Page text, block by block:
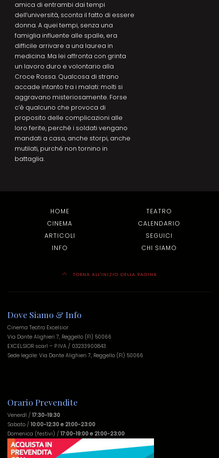
amica di entrambi dai tempi
dell’università, sconta il fatto di essere
donna. A quei tempi, senza una
famiglia influente alle spalle, era
difficile arrivare a una laurea in
medicina. Ma lei affronta con grinta
un lavoro duro e volontario alla
Croce Rossa. Qualcosa di strano
accade intanto tra i malati: molti si
aggravano misteriosamente. Forse
c’è qualcuno che provoca di
proposito delle complicazioni alle
loro ferite, perché i soldati vengano
mandati a casa, anche storpi, anche
mutilati, purché non tornino in
battaglia.
HOME
TEATRO
CINEMA
CALENDARIO
ARTICOLI
SEGUICI
INFO
CHI SIAMO
TORNA ALL'INIZIO DELLA PAGINA
Dove Siamo & Info
Cinema Teatro Excelsior
Via Dante Alighieri 7, Reggello (FI) 50066
EXCELSIOR scarl – P.IVA / 03233900843
Sede legale: Via Dante Alighieri 7, Reggello (FI) 50066
Orario Prevendite
Venerdì / 17:30-19:30
Sabato / 10:00-12:30 e 21:00-23:00
Domenica (festivi) / 17:00-19:00 e 21:00-23:00